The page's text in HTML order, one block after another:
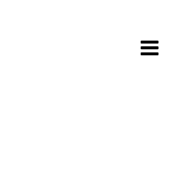
pro celou rodinu